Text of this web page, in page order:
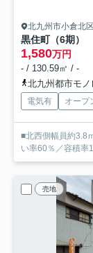
北九州市小倉北
黒住町（6期）
1,580万円
- / 130.59㎡ / -
北九州都市モ
電気有 オープ
■北西側幅員約3.8ｍの公道に面し
い率60％／容積率
売地